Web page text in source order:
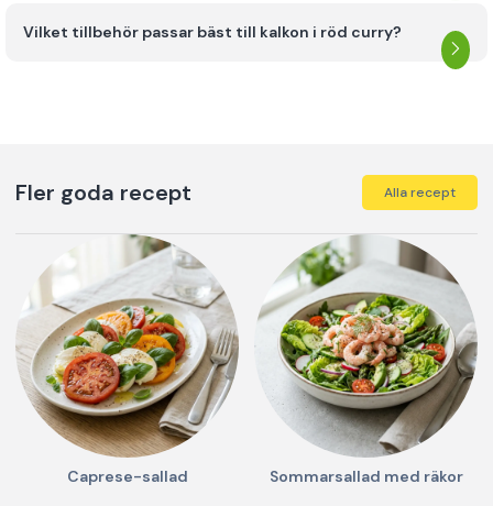
Vilket tillbehör passar bäst till kalkon i röd curry?
Fler goda recept Alla recept
Caprese-sallad Sommarsallad med räkor